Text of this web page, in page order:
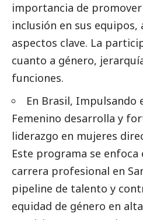
importancia de
inclusión en sus
aspectos clave. La
cuanto a género,
funciones.
En Brasil, Impulsando
Femenino desarrolla y
liderazgo en mujeres
Este programa se enfoca
carrera profesional en
pipeline de talento y
equidad de género en